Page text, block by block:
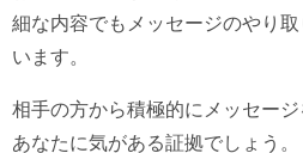
細な内容でもメッセージのやり
います。
相手の方から積極的にメッセージ
あなたに気がある証拠でしょう。